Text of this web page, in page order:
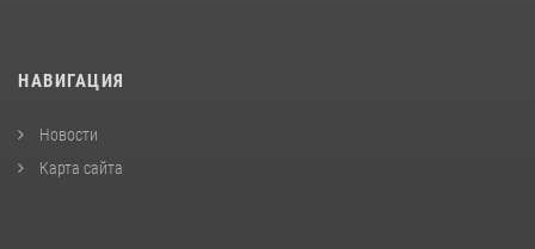
НАВИГАЦИЯ
Новости
Карта сайта